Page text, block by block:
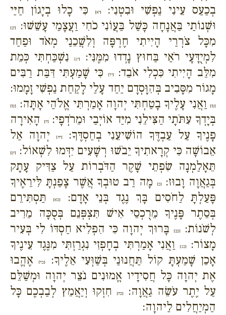
בְכַעַס עֵינִי נַפְשִׁי וּבִטְנִי:{יא}
כִּי כָלוּ בְיָגוֹן חַיַּי
וּשְׁנוֹתַי בַּאֲנָחָה כָּשַׁל בַּעֲוֹנִי כֹחִי וַעֲצָמַי עָשֵׁשׁוּ:
{יב}
מִכָּל צֹרְרַי הָיִיתִי חֶרְפָּה וְלִשֲׁכֵנַי מְאֹד וּפַחַד
לִמְיֻדָּעָי רֹאַי בַּחוּץ נָדְדוּ מִמֶּנִּי:{יג}
נִשְׁכַּחְתִּי כְּמֵת
מִלֵּב הָיִיתִי כִּכְלִי אֹבֵד:{יד}
כִּי שָׁמַעְתִּי דִּבַּת רַבִּים
מָגוֹר מִסָּבִיב בְּהִוָּסְדָם יַחַד עָלַי לָקַחַת נַפְשִׁי זָמָמוּ:
{טו} וַאֲנִי עָלֶיךָ בָטַחְתִּי יְהוָה אָמַרְתִּי אֱלֹהַי אָתָּה: {טז}
בְּיָדְךָ עִתֹּתָי הַצִּילֵנִי מִיַּד אוֹיְבַי וּמֵרֹדְפָי:{יז}
הָאִירָה
פָנֶיךָ עַל עַבְדֶּךָ הוֹשִׁיעֵנִי בְחַסְדֶּךָ:{יח}
יְהוָה אַל
אֵבוֹשָׁה כִּי קְרָאתִיךָ יֵבֹשׁוּ רְשָׁעִים יִדְּמוּ לִשְׁאוֹל:
{יט}
תֵּאָלַמְנָה שִׂפְתֵי שָׁקֶר הַדֹּבְרוֹת עַל צַדִּיק עָתָק
בְּגַאֲוָה וָבוּז:{כ}
מָה רַב טוּבְךָ אֲשֶׁר צָפַנְתָּ לִּירֵאֶיךָ
פָּעַלְתָּ לַחֹסִים בָּךְ נֶגֶד בְּנֵי אָדָם:
{כא}תַּסְתִּירֵם
בְּסֵתֶר פָּנֶיךָ מֵרֻכְסֵי אִישׁ תִּצְפְּנֵם בְּסֻכָּה מֵרִיב
לְשֹׁנוֹת:{כב}
בָּרוּךְ יְהוָה כִּי הִפְלִיא חַסְדּוֹ לִי בְּעִיר
מָצוֹר:{כג}
וַאֲנִי אָמַרְתִּי בְחָפְזִי נִגְרַזְתִּי מִנֶּגֶד עֵינֶיךָ
אָכֵן שָׁמַעְתָּ קוֹל תַּחֲנוּנַי בְּשַׁוְּעִי אֵלֶיךָ:
{כד}אֶהֱבוּ
אֶת יְהוָה כָּל חֲסִידָיו אֱמוּנִים נֹצֵר יְהוָה וּמְשַׁלֵּם
עַל יֶתֶר עֹשֵׂה גַאֲוָה:
{כה}
חִזְקוּ וְיַאֲמֵץ לְבַבְכֶם כָּל
הַמְיַחֲלִים לַיהוָה: